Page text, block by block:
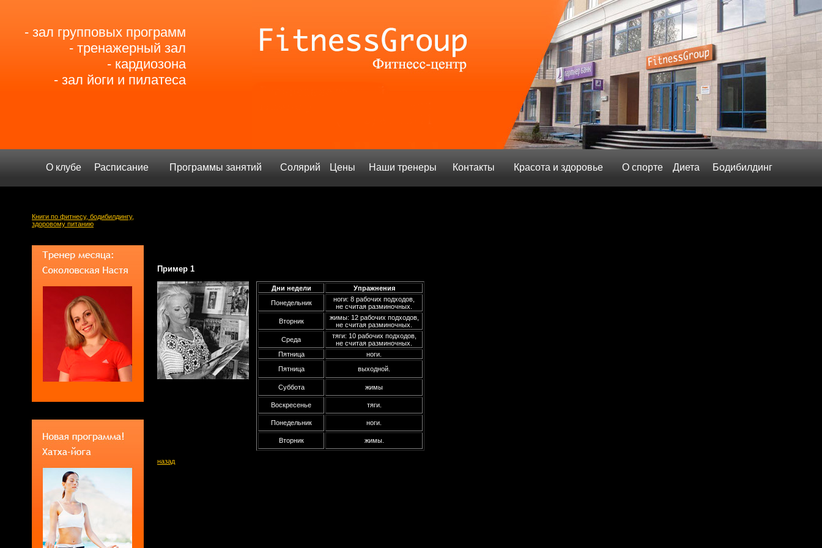
- зал групповых программ
- тренажерный зал
- кардиозона
- зал йоги и пилатеса
О клубе Расписание Программы занятий Солярий Цены Наши тренеры Контакты Красота и здоровье О спорте Диета Бодибилдинг
Книги по фитнесу, бодибилдингу,
здоровому питанию
Пример 1
Дни недели
Упражнения
Понедельник
ноги: 8 рабочих подходов,
не считая разминочных.
Вторник
жимы: 12 рабочих подходов,
не считая разминочных.
Среда
тяги: 10 рабочих подходов,
не считая разминочных.
Пятница
ноги.
Пятница
выходной.
Суббота жимы
Воскресенье тяги.
Понедельник ноги.
Вторник жимы.
назад